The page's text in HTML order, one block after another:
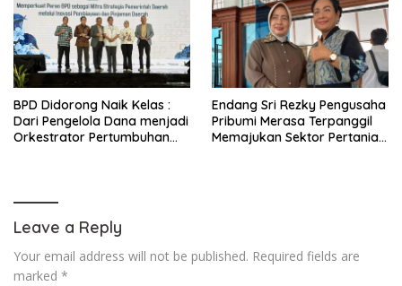
BPD Didorong Naik Kelas :
Dari Pengelola Dana menjadi
Orkestrator Pertumbuhan
Endang Sri Rezky Pengusaha
Pribumi Merasa Terpanggil
Memajukan Sektor Pertanian
Leave a Reply
Your email address will not be published. Required fields are
marked *